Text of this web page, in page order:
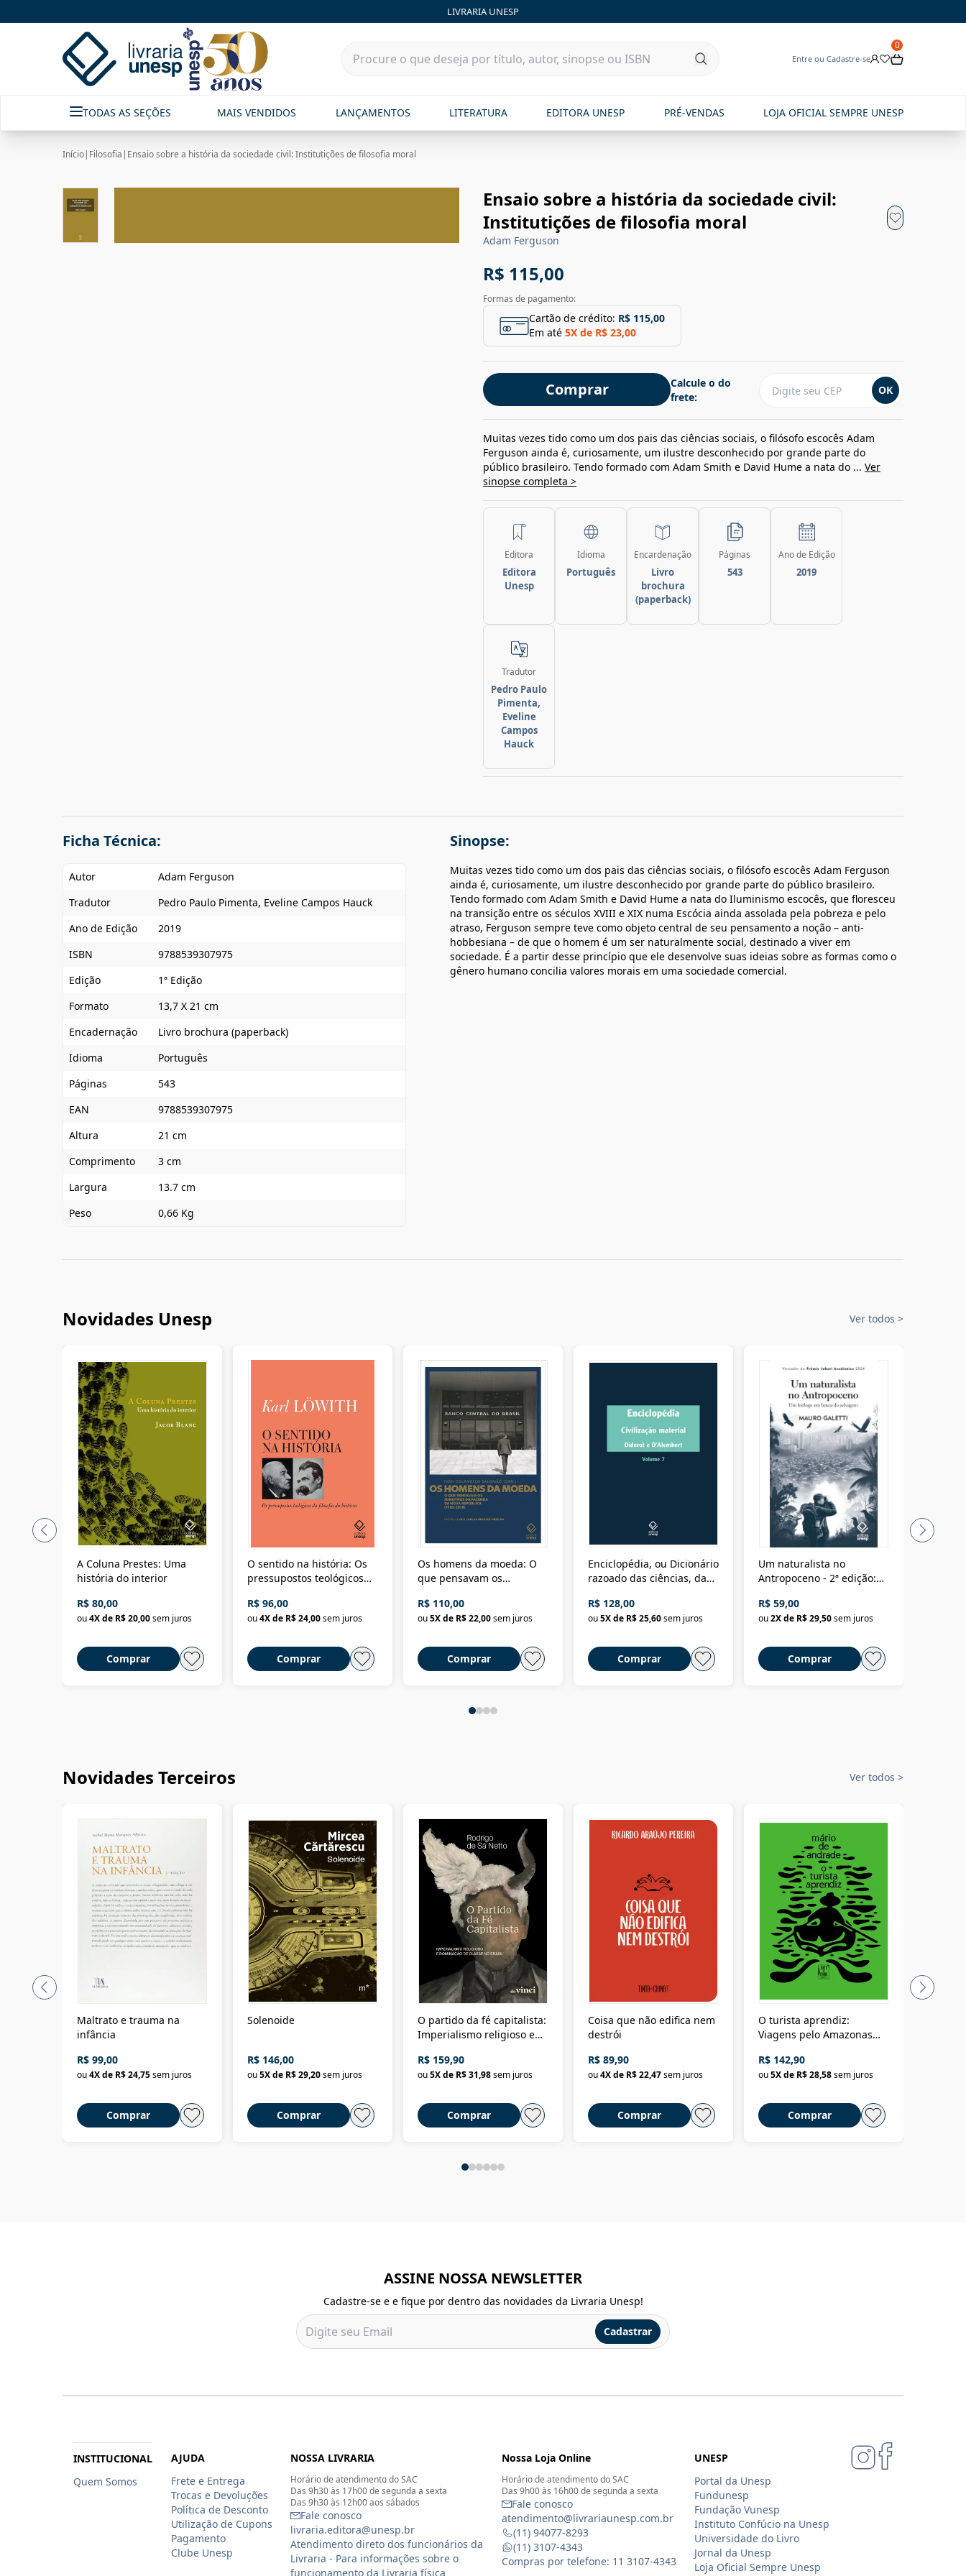
LIVRARIA UNESP
Entre ou Cadastre-se
0
TODAS AS SEÇÕES MAIS VENDIDOS LANÇAMENTOS LITERATURA EDITORA UNESP PRÉ-VENDAS LOJA OFICIAL SEMPRE UNESP
Início| Filosofia | Ensaio sobre a história da sociedade civil: Institutições de filosofia moral
Ensaio sobre a história da sociedade civil:
Institutições de filosofia moral
Adam Ferguson
R$ 115,00
Formas de pagamento:
Cartão de crédito: R$ 115,00
Em até 5X de R$ 23,00
Comprar
Calcule o do
frete:
OK
Muitas vezes tido como um dos pais das ciências sociais, o filósofo escocês Adam
Ferguson ainda é, curiosamente, um ilustre desconhecido por grande parte do
público brasileiro. Tendo formado com Adam Smith e David Hume a nata do ... Ver
sinopse completa >
Editora
Editora
Unesp
Idioma
Português
Encardenação
Livro
brochura
(paperback)
Páginas
543
Ano de Edição
2019
Tradutor
Pedro Paulo
Pimenta,
Eveline
Campos
Hauck
Ficha Técnica:
Autor
Adam Ferguson
Tradutor
Pedro Paulo Pimenta, Eveline Campos Hauck
Ano de Edição
2019
ISBN
9788539307975
Edição
1ª Edição
Formato
13,7 X 21 cm
Encadernação
Livro brochura (paperback)
Idioma
Português
Páginas
543
EAN
9788539307975
Altura
21 cm
Comprimento
3 cm
Largura
13.7 cm
Peso
0,66 Kg
Sinopse:
Muitas vezes tido como um dos pais das ciências sociais, o filósofo escocês Adam Ferguson
ainda é, curiosamente, um ilustre desconhecido por grande parte do público brasileiro.
Tendo formado com Adam Smith e David Hume a nata do Iluminismo escocês, que floresceu
na transição entre os séculos XVIII e XIX numa Escócia ainda assolada pela pobreza e pelo
atraso, Ferguson sempre teve como objeto central de seu pensamento a noção – anti-
hobbesiana – de que o homem é um ser naturalmente social, destinado a viver em
sociedade. É a partir desse princípio que ele desenvolve suas ideias sobre as formas como o
gênero humano concilia valores morais em uma sociedade comercial.
Novidades Unesp Ver todos >
A Coluna Prestes: Uma
história do interior
R$ 80,00
ou4X de R$ 20,00sem juros
Comprar
O sentido na história: Os
pressupostos teológicos
R$ 96,00
ou4X de R$ 24,00sem juros
Comprar
Os homens da moeda: O
que pensavam os
Nova República (1985-
2018)
R$ 110,00
ou5X de R$ 22,00sem juros
Comprar
Enciclopédia, ou Dicionário
razoado das ciências, das
Civilização material
R$ 128,00
ou5X de R$ 25,60sem juros
Comprar
Um naturalista no
Antropoceno - 2ª edição:
selvagem
R$ 59,00
ou2X de R$ 29,50sem juros
Comprar
Novidades Terceiros Ver todos >
Maltrato e trauma na
infância
R$ 99,00
ou4X de R$ 24,75sem juros
Comprar
Solenoide
R$ 146,00
ou5X de R$ 29,20sem juros
Comprar
O partido da fé capitalista:
Imperialismo religioso e
Brasil
R$ 159,90
ou5X de R$ 31,98sem juros
Comprar
Coisa que não edifica nem
destrói
R$ 89,90
ou4X de R$ 22,47sem juros
Comprar
O turista aprendiz:
Viagens pelo Amazonas
até a Bolívia e por Marajó
até dizer chega
R$ 142,90
ou5X de R$ 28,58sem juros
Comprar
ASSINE NOSSA NEWSLETTER
Cadastre-se e e fique por dentro das novidades da Livraria Unesp!
Cadastrar
INSTITUCIONAL
Quem Somos
AJUDA
Frete e Entrega
Trocas e Devoluções
Política de Desconto
Utilização de Cupons
Pagamento
Clube Unesp
NOSSA LIVRARIA
Horário de atendimento do SAC
Das 9h30 às 17h00 de segunda a sexta
Das 9h30 às 12h00 aos sábados
Fale conosco
livraria.editora@unesp.br
Atendimento direto dos funcionários da
Livraria - Para informações sobre o
funcionamento da Livraria física
Nossa Loja Online
Horário de atendimento do SAC
Das 9h00 às 16h00 de segunda a sexta
Fale conosco
atendimento@livrariaunesp.com.br
(11) 94077-8293
(11) 3107-4343
Compras por telefone: 11 3107-4343
UNESP
Portal da Unesp
Fundunesp
Fundação Vunesp
Instituto Confúcio na Unesp
Universidade do Livro
Jornal da Unesp
Loja Oficial Sempre Unesp